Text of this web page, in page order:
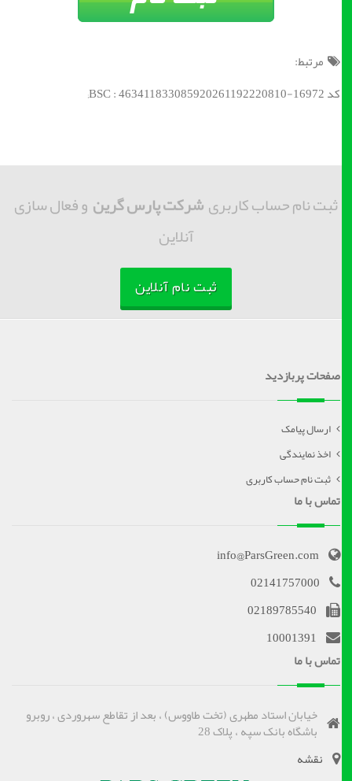
مرتبط:
کد BSC : 463411833085920261192220810-16972;
ثبت نام حساب کاربریشرکت پارس گرینو فعال سازی
آنلاین
ثبت نام آنلاین
صفحات پربازدید
ارسال پیامک
اخذ نمایندگی
ثبت نام حساب کاربری
تماس با ما
info@ParsGreen.com
02141757000
02189785540
10001391
تماس با ما
خیابان استاد مطهری (تخت طاووس) ، بعد از تقاطع سهروردی ، روبرو
باشگاه بانک سپه ، پلاک 28
نقشه